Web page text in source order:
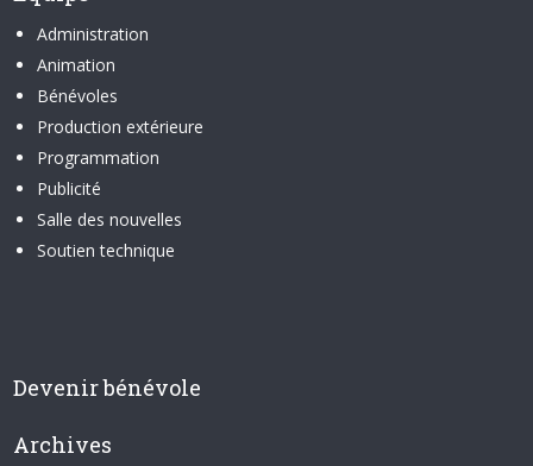
Administration
Animation
Bénévoles
Production extérieure
Programmation
Publicité
Salle des nouvelles
Soutien technique
Devenir bénévole
Archives